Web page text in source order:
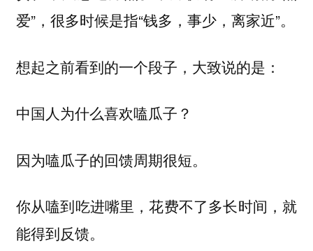
爱”，很多时候是指“钱多，事少，离家近”。
想起之前看到的一个段子，大致说的是：
中国人为什么喜欢嗑瓜子？
因为嗑瓜子的回馈周期很短。
你从嗑到吃进嘴里，花费不了多长时间，就
能得到反馈。